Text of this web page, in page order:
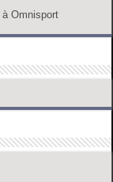
à Omnisport